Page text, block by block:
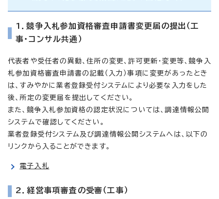
1．競争入札参加資格審査申請書変更届の提出（工
事・コンサル共通）
代表者や受任者の異動、住所の変更、許可更新・変更等、競争入
札参加資格審査申請書の記載（入力）事項に変更があったとき
は、すみやかに業者登録受付システムにより必要な入力をした
後、所定の変更届を提出してください。
また、競争入札参加資格の認定状況については、調達情報公開
システムで確認してください。
業者登録受付システム及び調達情報公開システムへは、以下の
リンクから入ることができます。
電子入札
2．経営事項審査の受審（工事）